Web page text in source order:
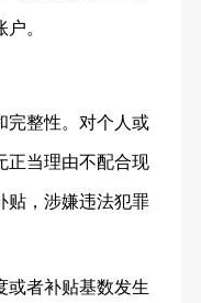
。
完整性。对个人或
正当理由不配合现
贴，涉嫌违法犯罪
或者补贴基数发生